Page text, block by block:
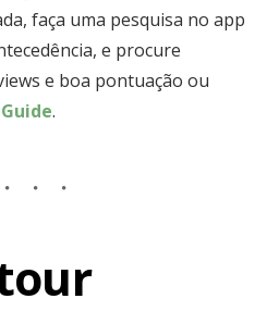
faça uma pesquisa no app
e procure
e boa pontuação ou
.